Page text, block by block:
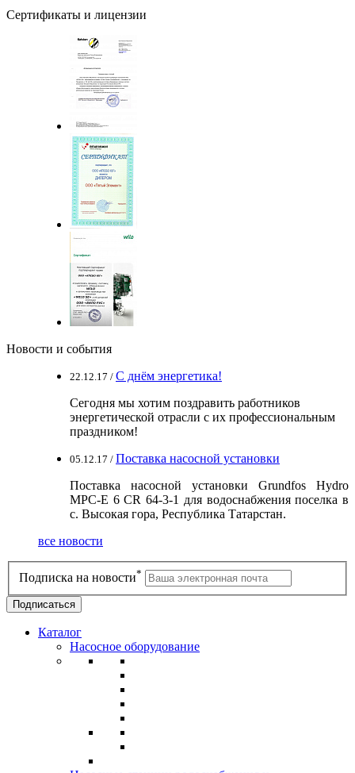
Сертификаты и лицензии
Новости и события
22.12.17 / С днём энергетика!
Сегодня мы хотим поздравить работников
энергетической отрасли с их профессиональным
праздником!
05.12.17 / Поставка насосной установки
Поставка насосной установки Grundfos Hydro
MPC-E 6 CR 64-3-1 для водоснабжения поселка в
с. Высокая гора, Республика Татарстан.
все новости
Подписка на новости*
Каталог
Насосное оборудование